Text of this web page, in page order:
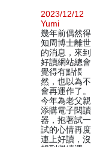
2023/12/12
Yumi
幾年前偶然得
知周博士離世
的消息，來到
好讀網站總會
覺得有點悵
然，也以為不
會再運作了。
今年為老父親
添購電子閱讀
器，抱著試一
試的心情再度
連上好讀，沒